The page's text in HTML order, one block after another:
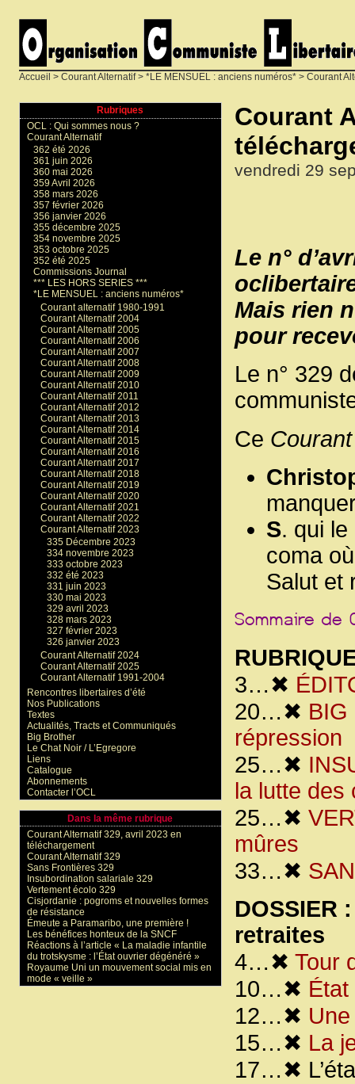
Accueil > Courant Alternatif> *LE MENSUEL : anciens numéros* > Courant
Courant
vendredi 29
Le n°
Mais rien
pour
Le n° 329
Ce
S. qui le
coma
Salut et
3…✖
20…✖ BIG
répression
25…✖
la lutte des
25…✖
mûres
33…✖
DOSSIER
retraites
4…✖ Tour
10…✖
12…✖
15…✖ La
17…✖
Rubriques
OCL : Qui sommes nous ?
Courant Alternatif
362 été 2026
361 juin 2026
360 mai 2026
359 Avril 2026
358 mars 2026
357 février 2026
356 janvier 2026
355 décembre 2025
354 novembre 2025
353 octobre 2025
352 été 2025
Commissions Journal
*** LES HORS SERIES ***
*LE MENSUEL : anciens numéros*
Courant alternatif 1980-1991
Courant Alternatif 2004
Courant Alternatif 2005
Courant Alternatif 2006
Courant Alternatif 2007
Courant Alternatif 2008
Courant Alternatif 2009
Courant Alternatif 2010
Courant Alternatif 2011
Courant Alternatif 2012
Courant Alternatif 2013
Courant Alternatif 2014
Courant Alternatif 2015
Courant Alternatif 2016
Courant Alternatif 2017
Courant Alternatif 2018
Courant Alternatif 2019
Courant Alternatif 2020
Courant Alternatif 2021
Courant Alternatif 2022
Courant Alternatif 2023
335 Décembre 2023
334 novembre 2023
333 octobre 2023
332 été 2023
331 juin 2023
330 mai 2023
329 avril 2023
328 mars 2023
327 février 2023
326 janvier 2023
Courant Alternatif 2024
Courant Alternatif 2025
Courant Alternatif 1991-2004
Rencontres libertaires d’été
Nos Publications
Textes
Actualités, Tracts et Communiqués
Big Brother
Le Chat Noir / L’Egregore
Liens
Catalogue
Abonnements
Contacter l’OCL
Dans la même rubrique
Courant Alternatif 329, avril 2023 en
téléchargement
Courant Alternatif 329
Sans Frontières 329
Insubordination salariale 329
Vertement écolo 329
Cisjordanie : pogroms et nouvelles formes
de résistance
Émeute a Paramaribo, une première !
Les bénéfices honteux de la SNCF
Réactions à l’article « La maladie infantile
du trotskysme : l’État ouvrier dégénéré »
Royaume Uni un mouvement social mis en
mode « veille »